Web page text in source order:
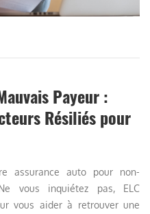
Payeur :
Résiliés pour
assurance auto pour non-
vous inquiétez pas, ELC
vous aider à retrouver une